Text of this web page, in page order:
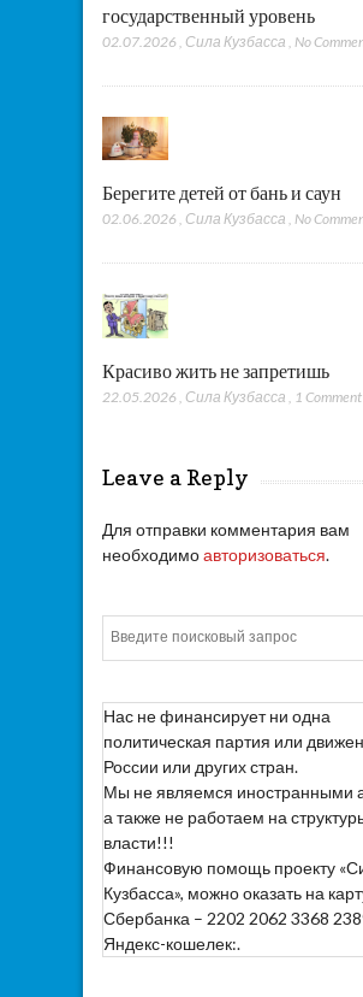
государственный уровень
02.07.2026 Сила Кузбасса No
Берегите детей от бань и саун
02.06.2026 , Сила Кузбасса , No
Красиво жить не запретишь
22.05.2026 Сила Кузбасса 1 Comment
Leave a Reply
Для отправки комментария вам
необходимоавторизоваться.
Нас не финансирует ни одна
политическая партия или
России или других стран.
Мы не являемся иностранными
а также не работаем на
власти!!!
Финансовую помощь проекту
Кузбасса», можно оказать на
Сбербанка – 2202 2062 3368
Яндекс-кошелек:.